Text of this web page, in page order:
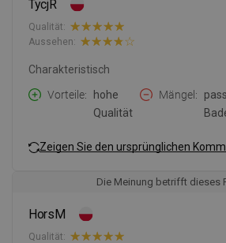
TycjR
Qualität:
Aussehen:
Charakteristisch
Vorteile
hohe
Qualität
Mängel
Zeigen Sie den ursprünglichen
Die Meinung betrifft dieses
HorsM
Qualität: